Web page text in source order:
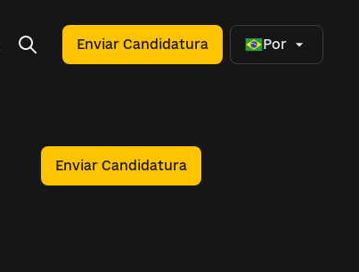
Enviar Candidatura Por
Enviar Candidatura